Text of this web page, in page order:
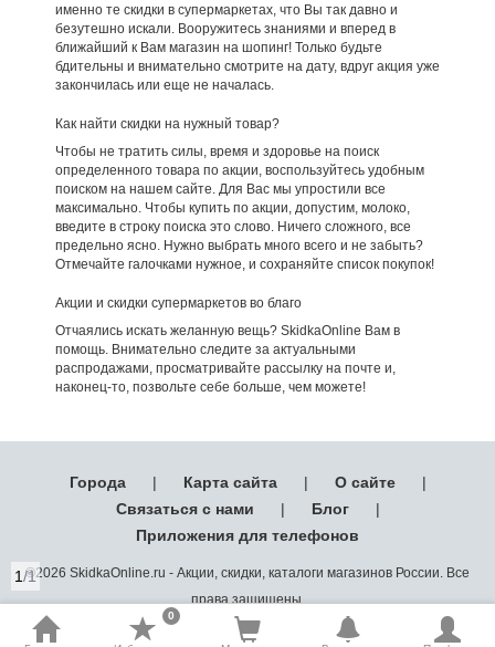
1/1
именно те скидки в супермаркетах, что Вы так давно и
безутешно искали. Вооружитесь знаниями и вперед в
ближайший к Вам магазин на шопинг! Только будьте
бдительны и внимательно смотрите на дату, вдруг акция уже
закончилась или еще не началась.
Как найти скидки на нужный товар?
Чтобы не тратить силы, время и здоровье на поиск
определенного товара по акции, воспользуйтесь удобным
поиском на нашем сайте. Для Вас мы упростили все
максимально. Чтобы купить по акции, допустим, молоко,
введите в строку поиска это слово. Ничего сложного, все
предельно ясно. Нужно выбрать много всего и не забыть?
Отмечайте галочками нужное, и сохраняйте список покупок!
Акции и скидки супермаркетов во благо
Отчаялись искать желанную вещь? SkidkaOnline Вам в
помощь. Внимательно следите за актуальными
распродажами, просматривайте рассылку на почте и,
наконец-то, позвольте себе больше, чем можете!
Города | Карта сайта | О сайте
|
Связаться с нами
| Блог
|
Приложения для телефонов
©2026 SkidkaOnline.ru - Акции, скидки, каталоги магазинов России. Все
права защищены.
0